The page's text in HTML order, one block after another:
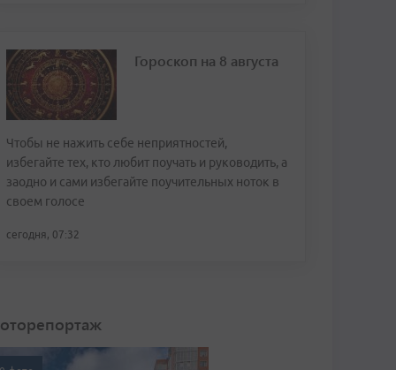
Гороскоп на 8 августа
Чтобы не нажить себе неприятностей,
избегайте тех, кто любит поучать и руководить, а
заодно и сами избегайте поучительных ноток в
своем голосе
сегодня, 07:32